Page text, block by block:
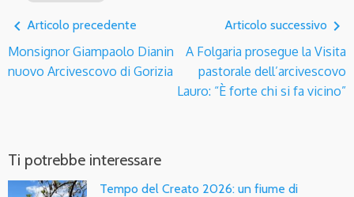
navigate_before Articolo precedente
Monsignor Giampaolo Dianin
nuovo Arcivescovo di Gorizia
Articolo successivo navigate_next
A Folgaria prosegue la Visita
pastorale dell’arcivescovo
Lauro: “È forte chi si fa vicino”
Ti potrebbe interessare
Tempo del Creato 2026: un fiume di